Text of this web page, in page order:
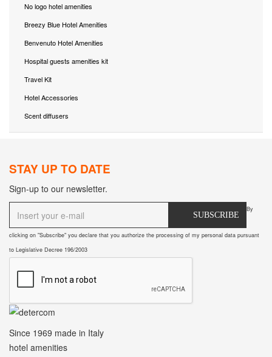
No logo hotel amenities
Breezy Blue Hotel Amenities
Benvenuto Hotel Amenities
Hospital guests amenities kit
Travel Kit
Hotel Accessories
Scent diffusers
STAY UP TO DATE
Sign-up to our newsletter.
SUBSCRIBE
By
clicking on "Subscribe" you declare that you authorize the processing of my personal data pursuant
to Legislative Decree 196/2003
Since 1969 made in Italy
hotel amenities